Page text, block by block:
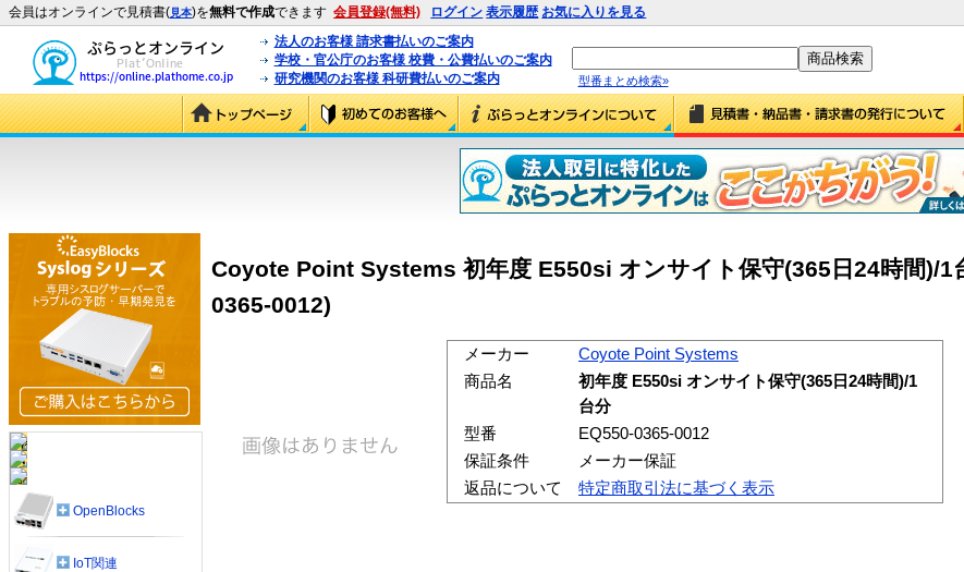
会員はオンラインで見積書(見本)を無料で作成できます 会員登録(無料) ログイン 表示履歴 お気に入りを見る
法人のお客様 請求書払いのご案内
学校・官公庁のお客様 校費・公費払いのご案内
研究機関のお客様 科研費払いのご案内
型番まとめ検索»
Coyote Point Systems 初年度 E550si オンサイト保守(365日24時間)/1
0365-0012)
メーカー
Coyote Point Systems
商品名
初年度 E550si オンサイト保守(365日24時間)/1
台分
型番
EQ550-0365-0012
保証条件
メーカー保証
返品について
特定商取引法に基づく表示
OpenBlocks
IoT関連